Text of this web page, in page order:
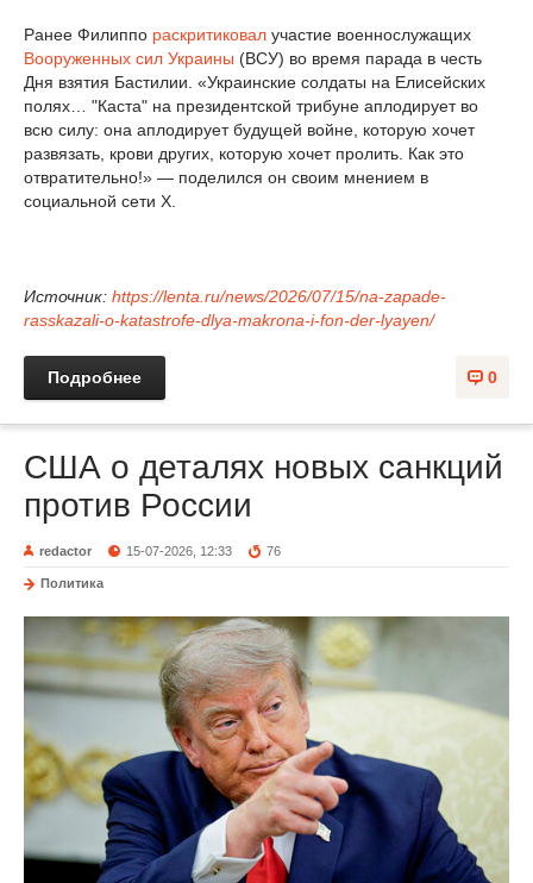
Ранее Филиппо раскритиковал участие военнослужащих
Вооруженных сил Украины (ВСУ) во время парада в честь
Дня взятия Бастилии. «Украинские солдаты на Елисейских
полях… "Каста" на президентской трибуне аплодирует во
всю силу: она аплодирует будущей войне, которую хочет
развязать, крови других, которую хочет пролить. Как это
отвратительно!» — поделился он своим мнением в
социальной сети X.
Источник: https://lenta.ru/news/2026/07/15/na-zapade-
rasskazali-o-katastrofe-dlya-makrona-i-fon-der-lyayen/
0
Подробнее
США о деталях новых санкций
против России
redactor 15-07-2026, 12:33 76
Политика